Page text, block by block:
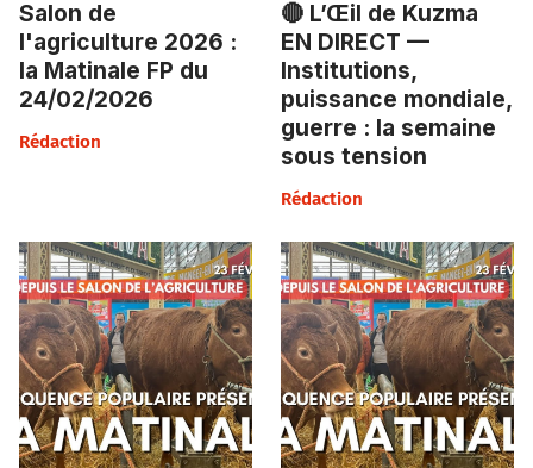
Salon de
l'agriculture 2026 :
la Matinale FP du
24/02/2026
Rédaction
🔴 L’Œil de Kuzma
EN DIRECT —
Institutions,
puissance mondiale,
guerre : la semaine
sous tension
Rédaction